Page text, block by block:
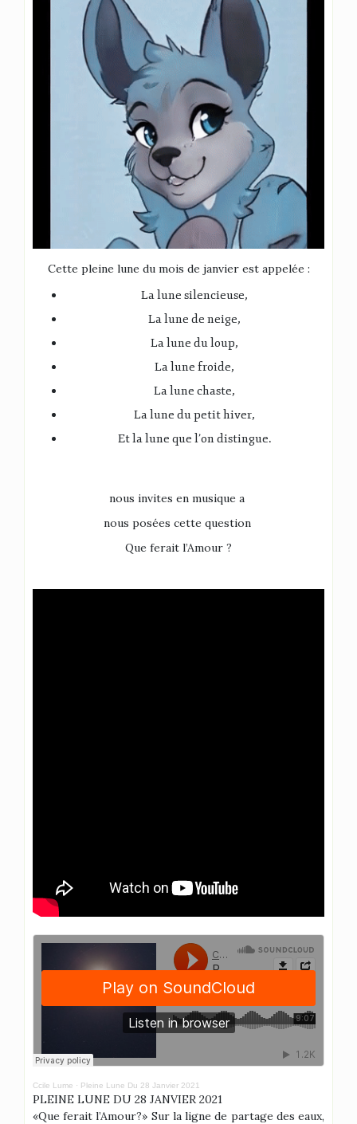
Cette pleine lune du mois de janvier est appelée :
La lune silencieuse,
La lune de neige,
La lune du loup,
La lune froide,
La lune chaste,
La lune du petit hiver,
Et la lune que l’on distingue.
nous invites en musique a
nous posées cette question
Que ferait l’Amour ?
Ccile Lume · Pleine Lune Du 28 Janvier 2021
PLEINE LUNE DU 28 JANVIER 2021
«Que ferait l’Amour?» Sur la ligne de partage des eaux,